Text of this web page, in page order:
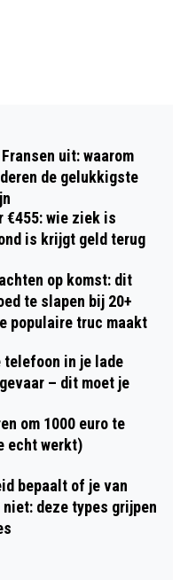
uit: waarom
de gelukkigste
€455: wie ziek is
is krijgt geld terug
op komst: dit
te slapen bij 20+
populaire truc maakt
telefoon in je lade
– dit moet je
om 1000 euro te
echt werkt)
bepaalt of je van
deze types grijpen